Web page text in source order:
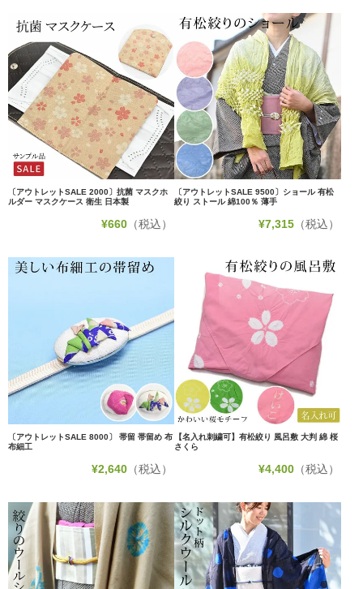
〔アウトレットSALE 2000〕抗菌 マスクホ
ルダー マスクケース 衛生 日本製
¥660 （税込）
〔アウトレットSALE 9500〕ショール 有松
絞り ストール 綿100％ 薄手
¥7,315（税込）
〔アウトレットSALE 8000〕 帯留 帯留め 布
布細工
¥2,640 （税込）
【名入れ刺繍可】有松絞り 風呂敷 大判 綿 桜
さくら
¥4,400（税込）